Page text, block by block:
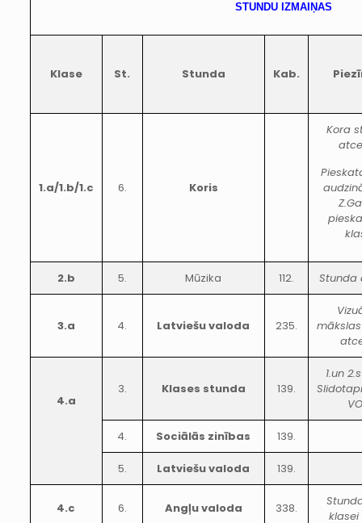
STUNDU IZMAIŅAS
Klase St. Stunda Kab.
1.a/1.b/1.c 6. Koris
Kora
2.b 5. Mūzika 112. Stunda
3.a 4. Latviešu valoda 235.
4.a
3. Klases stunda 139.
1.un
4. Sociālās zinības 139.
5. Latviešu valoda 139.
4.c 6. Angļu valoda 338.